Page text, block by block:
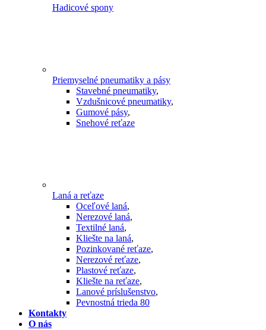
Hadicové spony
Priemyselné pneumatiky a pásy
Stavebné pneumatiky,
Vzdušnicové pneumatiky,
Gumové pásy,
Snehové reťaze
Laná a reťaze
Oceľové laná,
Nerezové laná,
Textilné laná,
Kliešte na laná,
Pozinkované reťaze,
Nerezové reťaze,
Plastové reťaze,
Kliešte na reťaze,
Lanové príslušenstvo,
Pevnostná trieda 80
Kontakty
O nás